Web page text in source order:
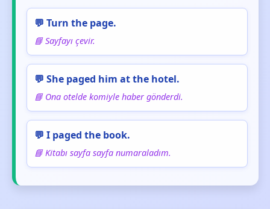
💬 Turn the page.
📘 Sayfayı çevir.
💬 She paged him at the hotel.
📘 Ona otelde komiyle haber gönderdi.
💬 I paged the book.
📘 Kitabı sayfa sayfa numaraladım.